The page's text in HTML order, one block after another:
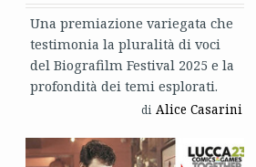
Una premiazione variegata che
testimonia la pluralità di voci
del Biografilm Festival 2025 e la
profondità dei temi esplorati.
di Alice Casarini